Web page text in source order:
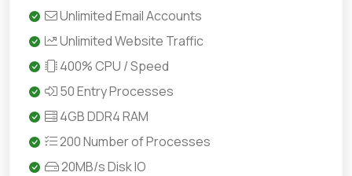
Unlimited Email Accounts
Unlimited Website Traffic
400% CPU / Speed
50 Entry Processes
4GB DDR4 RAM
200 Number of Processes
20MB/s Disk IO